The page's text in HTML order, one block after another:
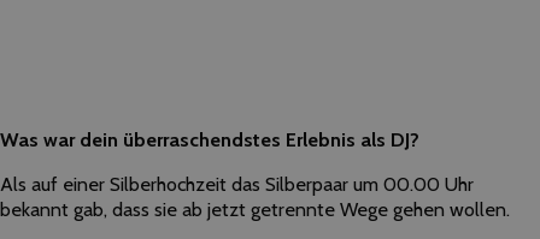
Was war dein überraschendstes Erlebnis als DJ?
Als auf einer Silberhochzeit das Silberpaar um 00.00 Uhr
bekannt gab, dass sie ab jetzt getrennte Wege gehen wollen.